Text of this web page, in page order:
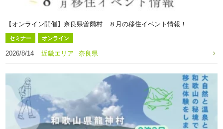
【オンライン開催】奈良県曽爾村 ８月の移住イベント情報！
セミナー オンライン
2026/8/14 近畿エリア 奈良県